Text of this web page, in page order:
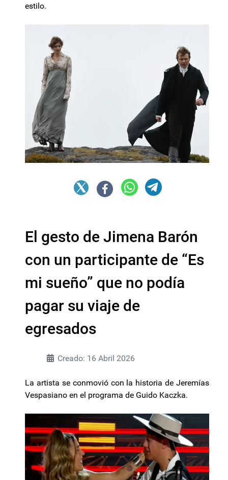
estilo.
El gesto de Jimena Barón
con un participante de “Es
mi sueño” que no podía
pagar su viaje de
egresados
Creado: 16 Abril 2026
La artista se conmovió con la historia de Jeremías
Vespasiano en el programa de Guido Kaczka.